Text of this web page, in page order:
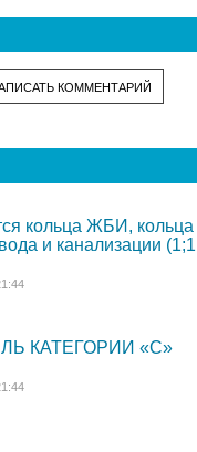
КОММЕНТАРИЙ
кольца ЖБИ, кольца
и канализации
КАТЕГОРИИ «C»